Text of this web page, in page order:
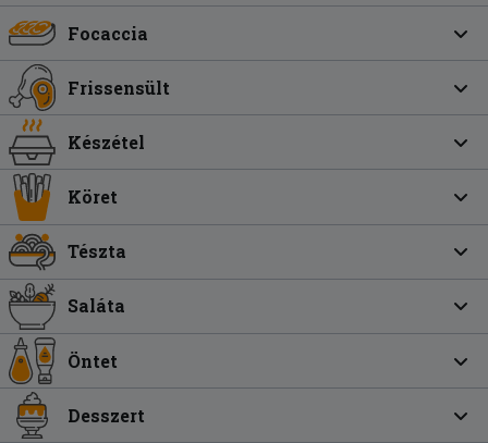
Focaccia
Frissensült
Készétel
Köret
Tészta
Saláta
Öntet
Desszert